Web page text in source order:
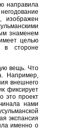
направила
изображен
знаменем
целью
в стороне
вещь. Что
Например,
внешнего
фиксирует
это проект
нами
экспансия
именно о